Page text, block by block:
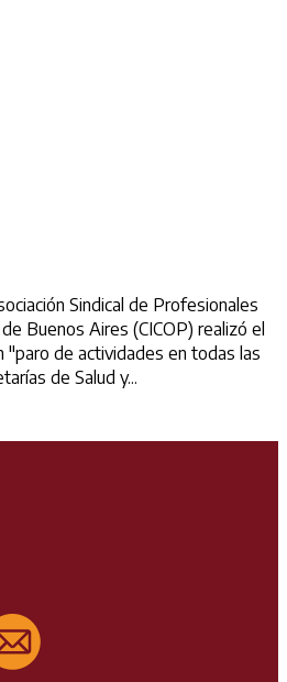
Sindical de Profesionales
Buenos Aires (CICOP) realizó el
"paro de actividades en todas las
de Salud y...